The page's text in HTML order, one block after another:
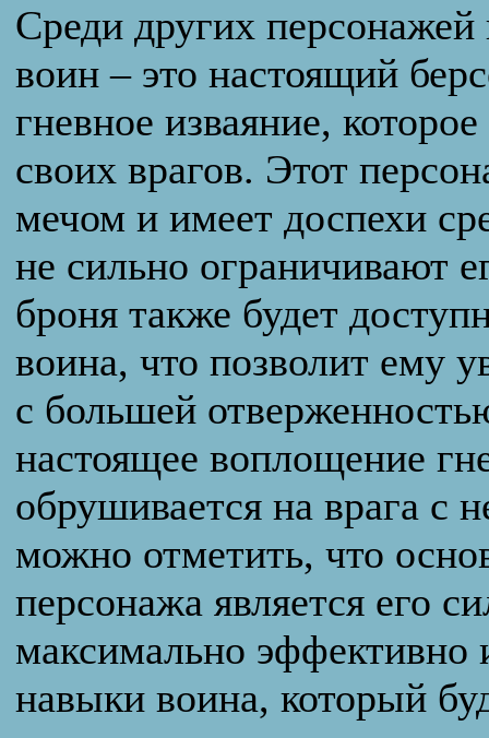
Среди других
воин – это настоящий
гневное изваяние,
своих врагов. Этот
мечом и имеет доспехи
не сильно ограничивают
броня также будет
воина, что позволит ему
с большей
настоящее воплощение
обрушивается на врага с
можно отметить, что
персонажа является его
максимально эффективно
навыки воина, который